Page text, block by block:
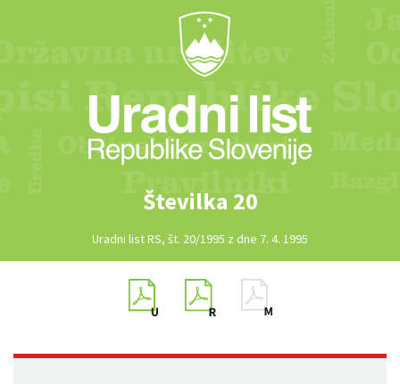
Številka 20
Uradni list RS, št. 20/1995 z dne 7. 4. 1995